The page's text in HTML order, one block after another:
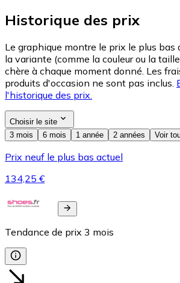
Historique des prix
Le graphique montre le prix le plus bas
la variante (comme la couleur ou la
chère à chaque moment donné. Les
produits d'occasion ne sont pas inclus.
l'historique des prix.
Choisir le site
3 mois
6 mois 1 année 2 années Voir
Prix neuf le plus bas actuel
134,25 €
Tendance de prix 3 mois